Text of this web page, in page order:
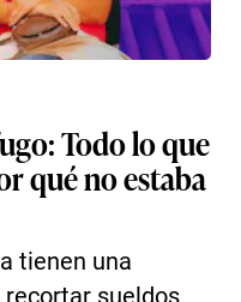
Todo lo que
qué no estaba
tienen una